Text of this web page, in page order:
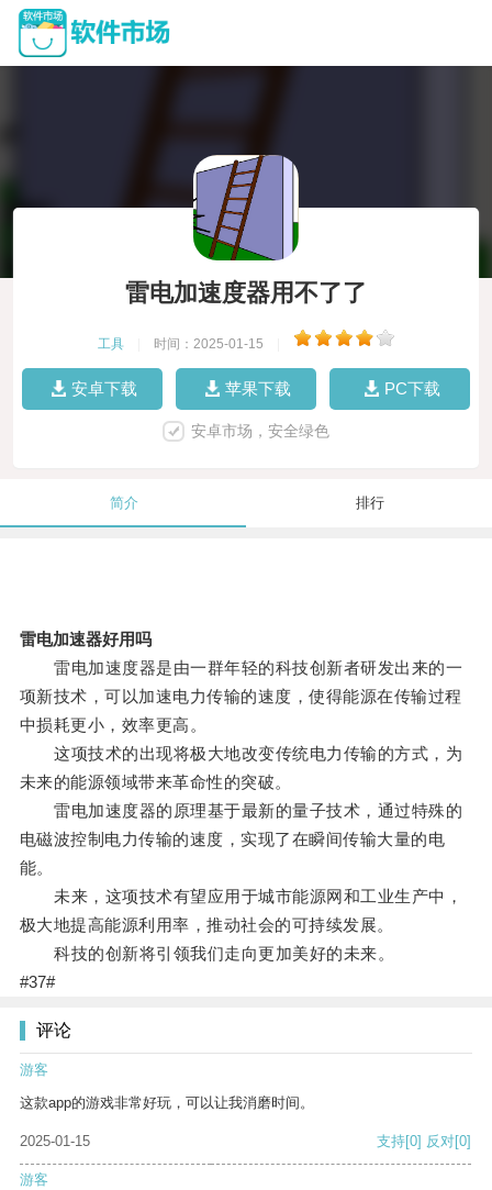
雷电加速度器用不了了
工具 时间：2025-01-15
安卓下载 苹果下载 PC下载
安卓市场，安全绿色
简介 排行
雷电加速器好用吗
雷电加速度器是由一群年轻的科技创新者研发出来的一
项新技术，可以加速电力传输的速度，使得能源在传输过程
中损耗更小，效率更高。
这项技术的出现将极大地改变传统电力传输的方式，为
未来的能源领域带来革命性的突破。
雷电加速度器的原理基于最新的量子技术，通过特殊的
电磁波控制电力传输的速度，实现了在瞬间传输大量的电
能。
未来，这项技术有望应用于城市能源网和工业生产中，
极大地提高能源利用率，推动社会的可持续发展。
科技的创新将引领我们走向更加美好的未来。
#37#
评论
游客
这款app的游戏非常好玩，可以让我消磨时间。
2025-01-15 支持[0] 反对[0]
游客